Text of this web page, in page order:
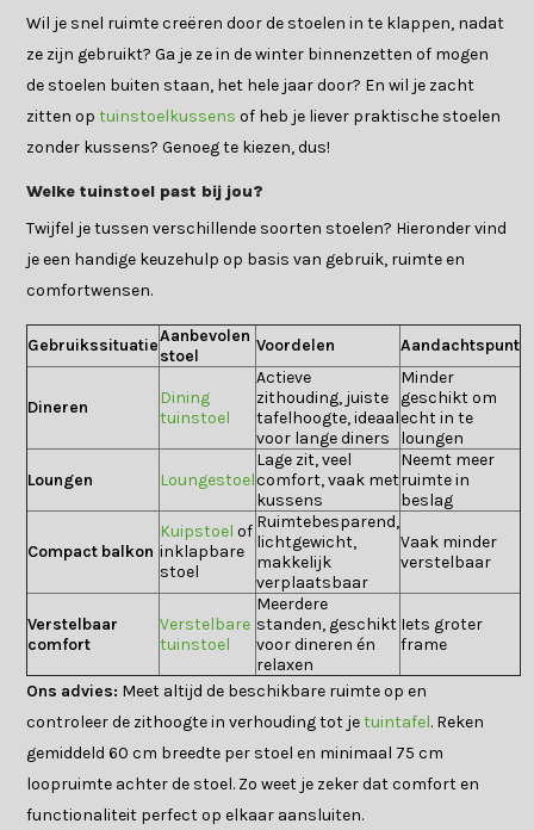
Wil je snel ruimte creëren door de stoelen in te klappen, nadat
ze zijn gebruikt? Ga je ze in de winter binnenzetten of mogen
de stoelen buiten staan, het hele jaar door? En wil je zacht
zitten optuinstoelkussens of heb je liever praktische stoelen
zonder kussens? Genoeg te kiezen, dus!
Welke tuinstoel past bij jou?
Twijfel je tussen verschillende soorten stoelen? Hieronder vind
je een handige keuzehulp op basis van gebruik, ruimte en
comfortwensen.
GebruikssituatieAanbevolen
stoel
Voordelen Aandachtspunt
Dineren
Dining
tuinstoel
Actieve
zithouding, juiste
tafelhoogte, ideaal
voor lange diners
Minder
geschikt om
echt in te
loungen
Loungen Loungestoel
Lage zit, veel
comfort, vaak met
kussens
Neemt meer
ruimte in
beslag
Compact balkon
Kuipstoel of
inklapbare
stoel
Ruimtebesparend,
lichtgewicht,
makkelijk
verplaatsbaar
Vaak minder
verstelbaar
Verstelbaar
comfort
Verstelbare
tuinstoel
Meerdere
standen, geschikt
voor dineren én
relaxen
Iets groter
frame
Ons advies: Meet altijd de beschikbare ruimte op en
controleer de zithoogte in verhouding tot jetuintafel. Reken
gemiddeld 60 cm breedte per stoel en minimaal 75 cm
loopruimte achter de stoel. Zo weet je zeker dat comfort en
functionaliteit perfect op elkaar aansluiten.